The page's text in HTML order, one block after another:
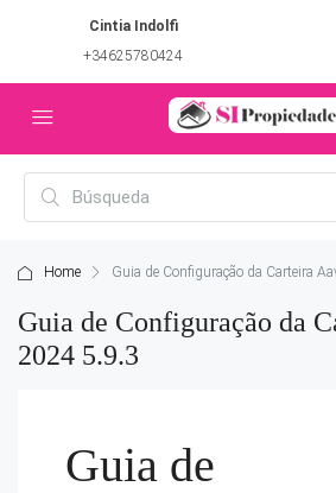
Cintia Indolfi
+34625780424
Home Guia de Configuração da Carteira
Guia de Configuração da
2024 5.9.3
Guia de